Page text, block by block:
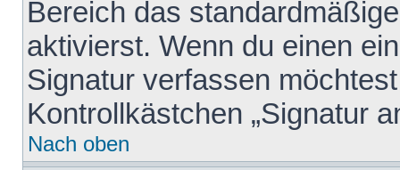
Bereich das
aktivierst. Wenn du einen
Signatur verfassen
Kontrollkästchen „Signatur
Nach oben